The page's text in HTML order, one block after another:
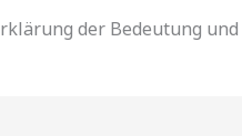
der Bedeutung